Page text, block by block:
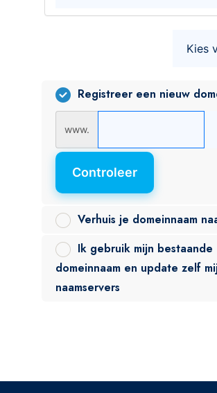
Registreer een nieuw
www.
Controleer
Verhuis je domeinnaam
Ik gebruik mijn bestaande
domeinnaam en update zelf
naamservers